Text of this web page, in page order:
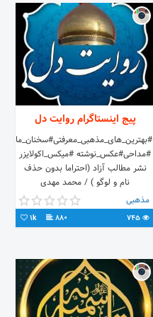
پیج اینستاگرام روایت دل
#مداحی#عکس_نوشته #میکس_اکولایزر
نشر مطالب آزاد (احتراما بدون حذف
نام و لوگو ) / محمد مهدی
مذهبی
880
1k